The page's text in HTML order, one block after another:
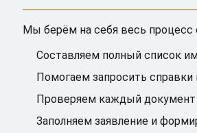
Мы берём на себя весь процесс
Составляем полный список
Помогаем запросить
Проверяем каждый документ
Заполняем заявление и